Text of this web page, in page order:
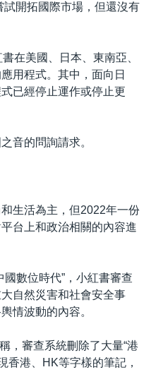
開拓國際市場，但還沒有
在美國、日本、東南亞、
用程式。其中，面向日
已經停止運作或停止更
音的問詢請求。
生活為主，但2022年一份
台上和政治相關的內容進
數位時代”，小紅書審查
自然災害和社會安全事
情波動的內容。
，審查系統刪除了大量“港
香港、HK等字樣的筆記，